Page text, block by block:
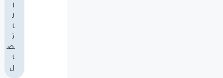
ا
ل
ا
ت
ص
ا
ل